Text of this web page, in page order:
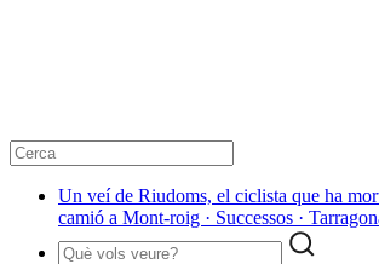
Un veí de Riudoms, el ciclista que ha
camió a Mont-roig · Successos ·